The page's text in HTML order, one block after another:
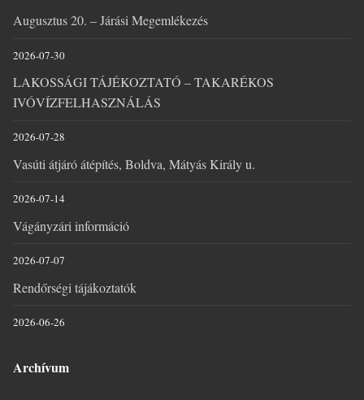
Augusztus 20. – Járási Megemlékezés
2026-07-30
LAKOSSÁGI TÁJÉKOZTATÓ – TAKARÉKOS
IVÓVÍZFELHASZNÁLÁS
2026-07-28
Vasúti átjáró átépítés, Boldva, Mátyás Király u.
2026-07-14
Vágányzári információ
2026-07-07
Rendőrségi tájákoztatók
2026-06-26
Archívum